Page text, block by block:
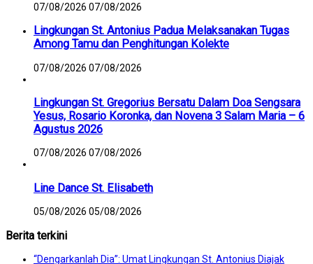
07/08/2026 07/08/2026
Lingkungan St. Antonius Padua Melaksanakan Tugas
Among Tamu dan Penghitungan Kolekte
07/08/2026 07/08/2026
Lingkungan St. Gregorius Bersatu Dalam Doa Sengsara
Yesus, Rosario Koronka, dan Novena 3 Salam Maria – 6
Agustus 2026
07/08/2026 07/08/2026
Line Dance St. Elisabeth
05/08/2026 05/08/2026
Berita terkini
“Dengarkanlah Dia”: Umat Lingkungan St. Antonius Diajak